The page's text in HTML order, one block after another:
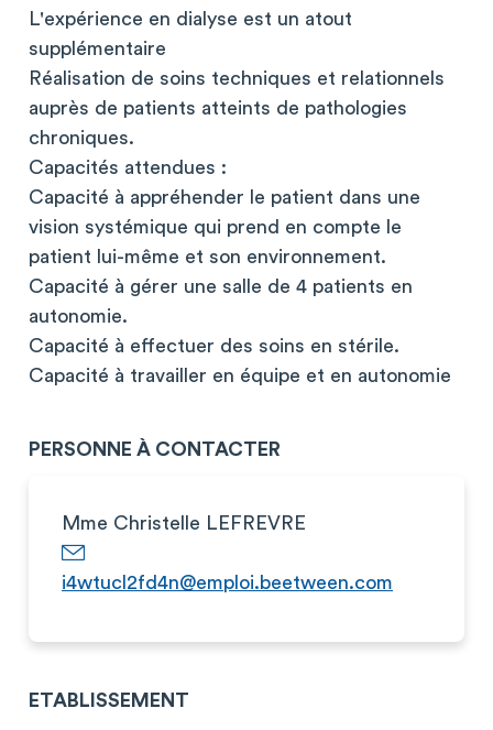
L'expérience en dialyse est un atout
supplémentaire
Réalisation de soins techniques et relationnels
auprès de patients atteints de pathologies
chroniques.
Capacités attendues :
Capacité à appréhender le patient dans une
vision systémique qui prend en compte le
patient lui-même et son environnement.
Capacité à gérer une salle de 4 patients en
autonomie.
Capacité à effectuer des soins en stérile.
Capacité à travailler en équipe et en autonomie
PERSONNE À CONTACTER
Mme Christelle LEFREVRE
i4wtucl2fd4n@emploi.beetween.com
ETABLISSEMENT